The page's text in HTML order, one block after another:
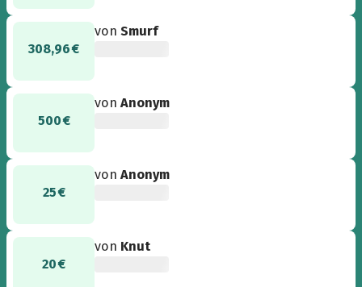
308,96 €
vonSmurf
500 €
vonAnonym
25 €
vonAnonym
20 €
von Knut